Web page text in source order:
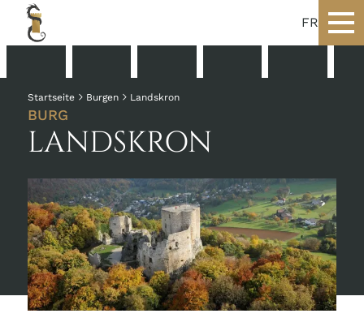
FR
Startseite Burgen Landskron
BURG
LANDSKRON